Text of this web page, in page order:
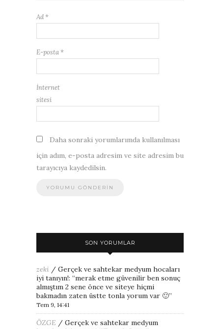
Ad *
E-posta *
İnternet
sitesi
Daha sonraki yorumlarımda kullanılması
için adım, e-posta adresim ve site adresim bu
tarayıcıya kaydedilsin.
SON YORUMLAR
zeki / Gerçek ve sahtekar medyum hocaları
iyi tanıyın!: “merak etme güvenilir ben sonuç
almıştım 2 sene önce ve siteye hiçmi
bakmadın zaten üstte tonla yorum var 🙂”
Tem 9, 14:41
ÖZGE / Gerçek ve sahtekar medyum